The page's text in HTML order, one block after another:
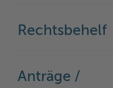
Rechtsbehelf
Anträge /